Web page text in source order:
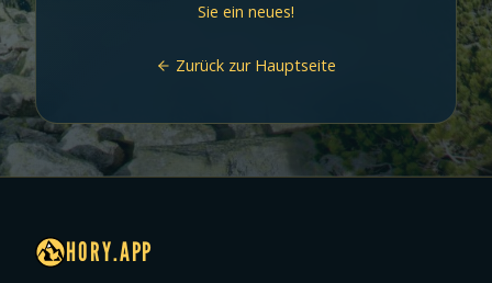
Sie ein neues!
Zurück zur Hauptseite
HORY.APP